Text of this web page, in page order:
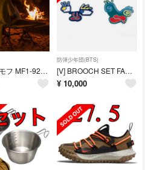
ギガモフモフ MF1-923-KH DOD
防弾少年団(BTS)
[V] BROOCH SET FACES テテ ブローチ
¥ 10,000